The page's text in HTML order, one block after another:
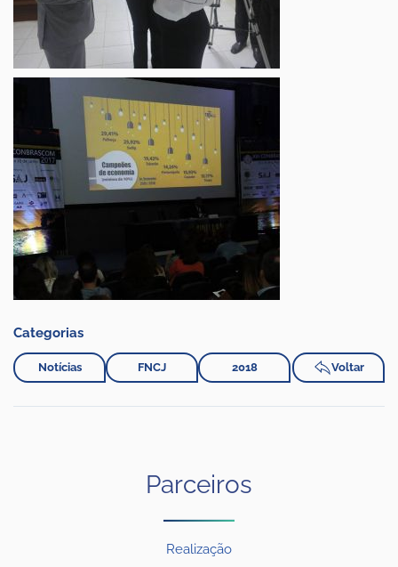
Categorias
Notícias FNCJ 2018 Voltar
Parceiros
Realização